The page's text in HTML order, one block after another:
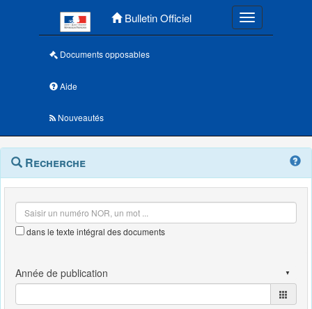
Bulletin Officiel Toggle
Documents opposables
Aide
Nouveautés
Navigation
outils
Menu
contextuel
Recherche
dans le texte intégral des documents